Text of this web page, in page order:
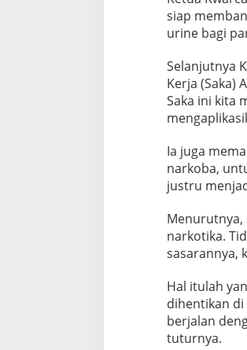
siap
urine bagi
Selanjutnya
Kerja (Saka)
Saka ini kita
Ia juga
narkoba,
justru
Menurutnya,
narkotika.
sasarannya,
Hal itulah
dihentikan di
berjalan
tuturnya.